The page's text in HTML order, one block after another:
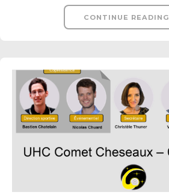
CONTINUE READING